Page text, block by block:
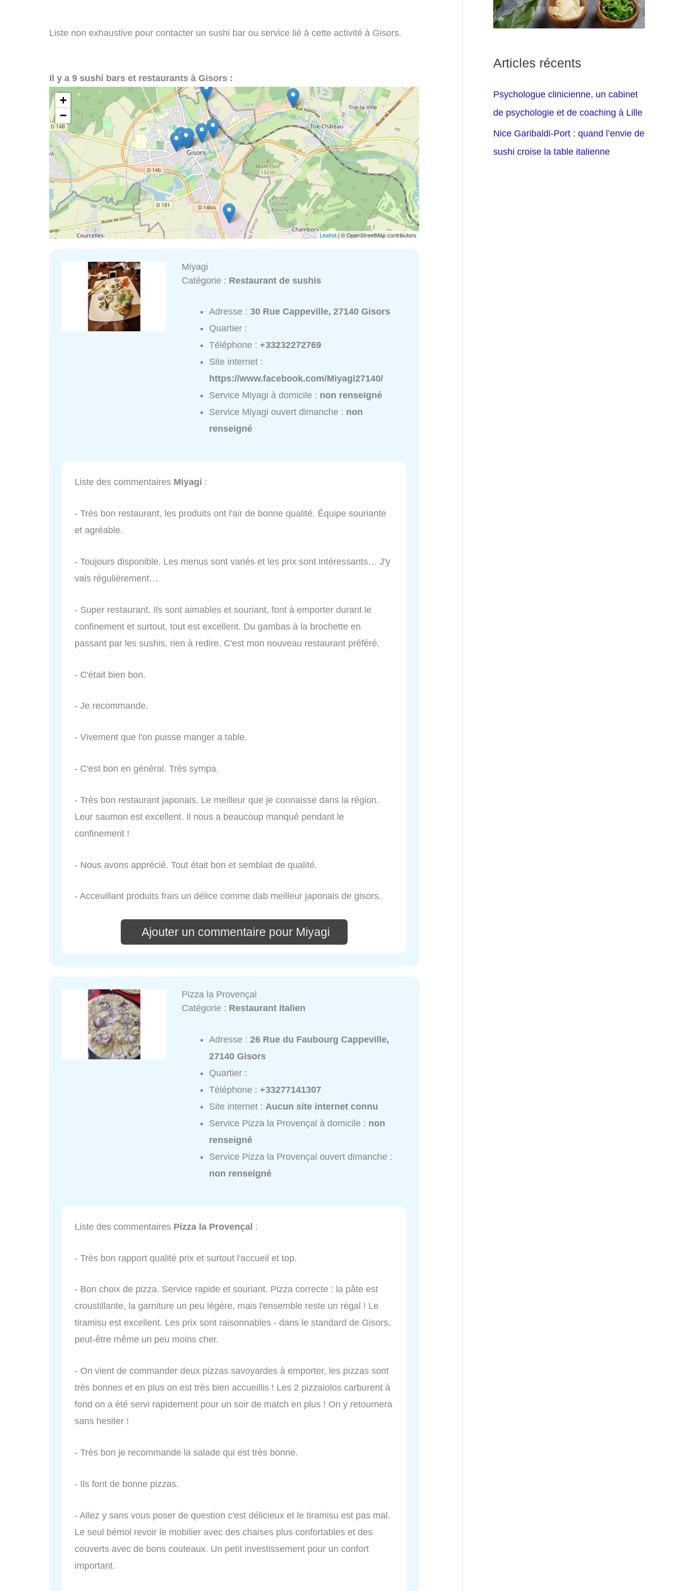
Liste non exhaustive pour contacter un sushi bar ou service lié à cette activité à Gisors.
Il y a 9 sushi bars et restaurants à Gisors :
+
−
Leaflet | © OpenStreetMap contributors
Miyagi
Catégorie : Restaurant de sushis
Adresse :30 Rue Cappeville, 27140 Gisors
Quartier :
Téléphone :+33232272769
Site internet :
https://www.facebook.com/Miyagi27140/
Service Miyagi à domicile : non renseigné
Service Miyagi ouvert dimanche : non
renseigné
Liste des commentaires Miyagi :
- Très bon restaurant, les produits ont l'air de bonne qualité. Équipe souriante
et agréable.
- Toujours disponible. Les menus sont variés et les prix sont intéressants… J'y
vais régulièrement…
- Super restaurant. Ils sont aimables et souriant, font à emporter durant le
confinement et surtout, tout est excellent. Du gambas à la brochette en
passant par les sushis, rien à redire. C'est mon nouveau restaurant préféré.
- C'était bien bon.
- Je recommande.
- Vivement que l'on puisse manger a table.
- C'est bon en général. Très sympa.
- Très bon restaurant japonais. Le meilleur que je connaisse dans la région.
Leur saumon est excellent. Il nous a beaucoup manqué pendant le
confinement !
- Nous avons apprécié. Tout était bon et semblait de qualité.
- Acceuillant produits frais un délice comme dab meilleur japonais de gisors.
Ajouter un commentaire pour Miyagi
Pizza la Provençal
Catégorie : Restaurant italien
Adresse :26 Rue du Faubourg Cappeville,
27140 Gisors
Quartier :
Téléphone :+33277141307
Site internet : Aucun site internet connu
Service Pizza la Provençal à domicile : non
renseigné
Service Pizza la Provençal ouvert dimanche :
non renseigné
Liste des commentaires Pizza la Provençal :
- Très bon rapport qualité prix et surtout l'accueil et top.
- Bon choix de pizza. Service rapide et souriant. Pizza correcte : la pâte est
croustillante, la garniture un peu légère, mais l'ensemble reste un régal ! Le
tiramisu est excellent. Les prix sont raisonnables - dans le standard de Gisors,
peut-être même un peu moins cher.
- On vient de commander deux pizzas savoyardes à emporter, les pizzas sont
très bonnes et en plus on est très bien accueillis ! Les 2 pizzaiolos carburent à
fond on a été servi rapidement pour un soir de match en plus ! On y retournera
sans hesiter !
- Très bon je recommande la salade qui est très bonne.
- Ils font de bonne pizzas.
- Allez y sans vous poser de question c'est délicieux et le tiramisu est pas mal.
Le seul bémol revoir le mobilier avec des chaises plus confortables et des
couverts avec de bons couteaux. Un petit investissement pour un confort
important.
Articles récents
Psychologue clinicienne, un cabinet
de psychologie et de coaching à Lille
Nice Garibaldi-Port : quand l’envie de
sushi croise la table italienne